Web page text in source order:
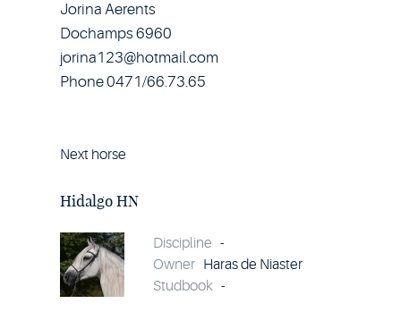
Jorina Aerents
Dochamps 6960
jorina123@hotmail.com
Phone 0471/66.73.65
Next horse
HN
details
Hidalgo HN
Discipline -
Owner Haras de Niaster
Studbook -